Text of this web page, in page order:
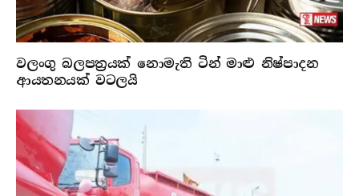
වලංගු බලපත්‍රයක් නොමැති ටින් මාළු නිෂ්පාදන
ආයතනයක් වටලයි